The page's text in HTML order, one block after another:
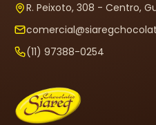
R. Peixoto, 308 - Centro,
(11) 97388-0254